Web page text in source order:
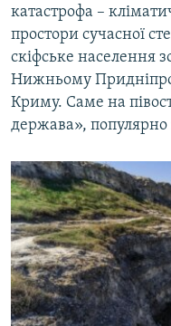
катастрофа –
простори сучасної
скіфське населення
Нижньому
Криму. Саме на
держава»,